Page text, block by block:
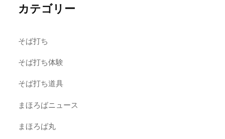
カテゴリー
そば打ち
そば打ち体験
そば打ち道具
まほろばニュース
まほろば丸